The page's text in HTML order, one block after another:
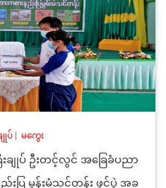
ျုပ်| မကွေး
ချုပ် ဦးတင့်လွင် အခြေခံပညာ
ပြ မွန်းမံသင်တန်း ဖွင့်ပွဲ အခ